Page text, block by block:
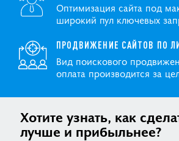
Оптимизация сайта под
широкий пул ключевых
ПРОДВИЖЕНИЕ САЙТОВ ПО
Вид поискового
оплата производится за
Хотите узнать, как
лучше и прибыльнее?